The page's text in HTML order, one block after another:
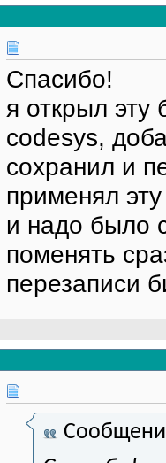
Спасибо!
я открыл эту
codesys,
сохранил и
применял
и надо было
поменять
перезаписи